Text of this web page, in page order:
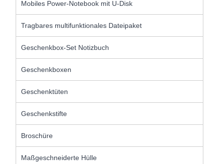
Mobiles Power-Notebook mit U-Disk
Tragbares multifunktionales Dateipaket
Geschenkbox-Set Notizbuch
Geschenkboxen
Geschenktüten
Geschenkstifte
Broschüre
Maßgeschneiderte Hülle